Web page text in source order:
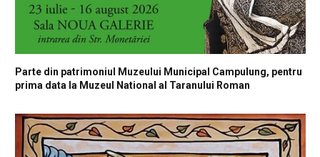
Parte din patrimoniul Muzeului Municipal Campulung, pentru
prima data la Muzeul National al Taranului Roman